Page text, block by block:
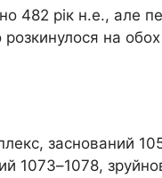
482 рік н.е., але
розкинулося на
заснований
1073–1078,